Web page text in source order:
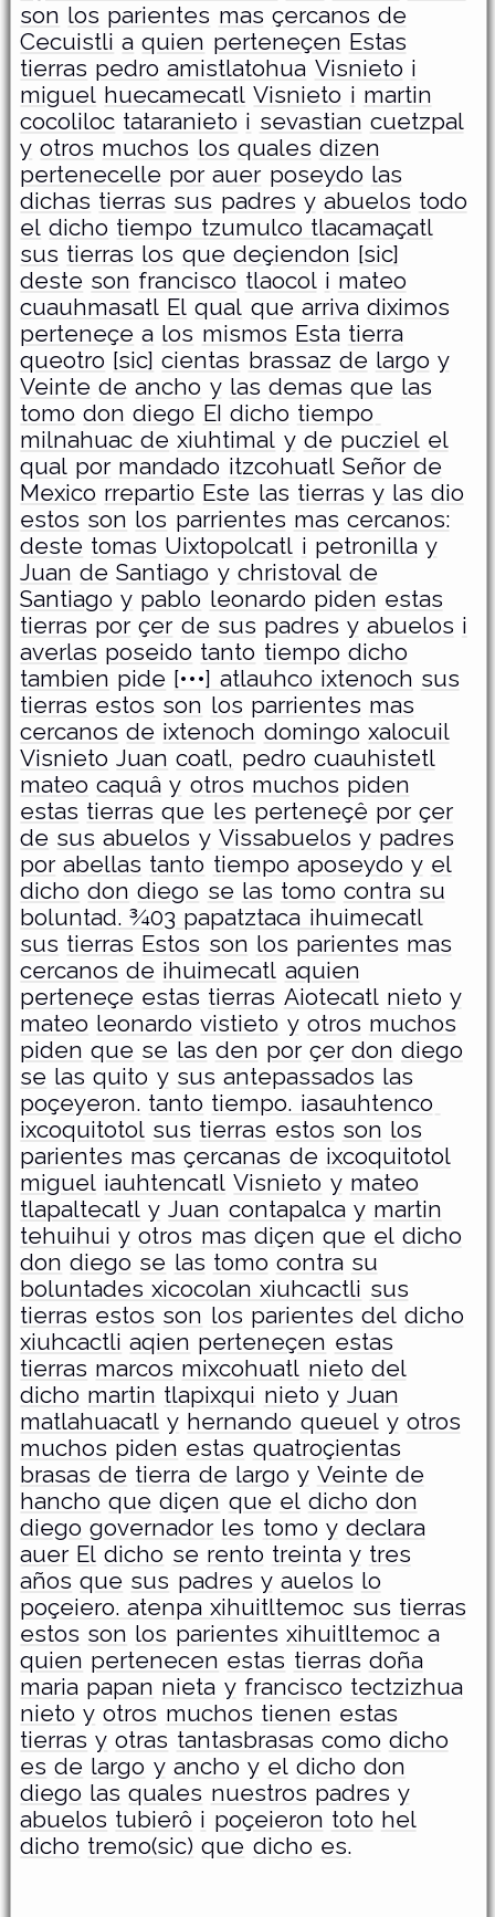
son los parientes mas çercanos de
Cecuistli a quien perteneçen Estas
tierras pedro amistlatohua Visnieto i
miguel huecamecatl Visnieto i martin
cocoliloc tataranieto i sevastian cuetzpal
y otros muchos los quales dizen
pertenecelle por auer poseydo las
dichas tierras sus padres y abuelos todo
el dicho tiempo tzumulco tlacamaçatl
sus tierras los que deçiendon [sic]
deste son francisco tlaocol i mateo
cuauhmasatl El qual que arriva diximos
perteneçe a los mismos Esta tierra
queotro [sic] cientas brassaz de largo y
Veinte de ancho y las demas que las
tomo don diego EI dicho tiempo
milnahuac de xiuhtimal y de pucziel el
qual por mandado itzcohuatl Señor de
Mexico rrepartio Este las tierras y las dio
estos son los parrientes mas cercanos:
deste tomas Uixtopolcatl i petronilla y
Juan de Santiago y christoval de
Santiago y pablo leonardo piden estas
tierras por çer de sus padres y abuelos i
averlas poseido tanto tiempo dicho
tambien pide [•••] atlauhco ixtenoch sus
tierras estos son los parrientes mas
cercanos de ixtenoch domingo xalocuil
Visnieto Juan coatl, pedro cuauhistetl
mateo caquâ y otros muchos piden
estas tierras que les perteneçê por çer
de sus abuelos y Vissabuelos y padres
por abellas tanto tiempo aposeydo y el
dicho don diego se las tomo contra su
boluntad. ¾03 papatztaca ihuimecatl
sus tierras Estos son los parientes mas
cercanos de ihuimecatl aquien
perteneçe estas tierras Aiotecatl nieto y
mateo leonardo vistieto y otros muchos
piden que se las den por çer don diego
se las quito y sus antepassados las
poçeyeron. tanto tiempo. iasauhtenco
ixcoquitotol sus tierras estos son los
parientes mas çercanas de ixcoquitotol
miguel iauhtencatl Visnieto y mateo
tlapaltecatl y Juan contapalca y martin
tehuihui y otros mas diçen que el dicho
don diego se las tomo contra su
boluntades xicocolan xiuhcactli sus
tierras estos son los parientes del dicho
xiuhcactli aqien perteneçen estas
tierras marcos mixcohuatl nieto del
dicho martin tlapixqui nieto y Juan
matlahuacatl y hernando queuel y otros
muchos piden estas quatroçientas
brasas de tierra de largo y Veinte de
hancho que diçen que el dicho don
diego governador les tomo y declara
auer El dicho se rento treinta y tres
años que sus padres y auelos lo
poçeiero. atenpa xihuitltemoc sus tierras
estos son los parientes xihuitltemoc a
quien pertenecen estas tierras doña
maria papan nieta y francisco tectzizhua
nieto y otros muchos tienen estas
tierras y otras tantasbrasas como dicho
es de largo y ancho y el dicho don
diego las quales nuestros padres y
abuelos tubierô i poçeieron toto hel
dicho tremo(sic) que dicho es.